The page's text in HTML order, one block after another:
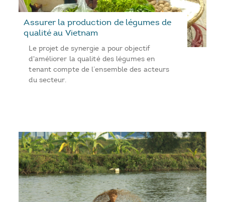
Assurer la production de légumes de
qualité au Vietnam
Le projet de synergie a pour objectif
d'améliorer la qualité des légumes en
tenant compte de l’ensemble des acteurs
du secteur.